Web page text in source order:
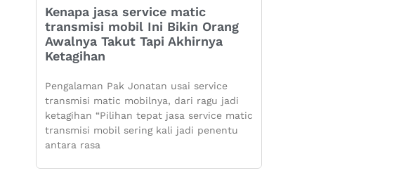
Kenapa jasa service matic
transmisi mobil Ini Bikin Orang
Awalnya Takut Tapi Akhirnya
Ketagihan
Pengalaman Pak Jonatan usai service
transmisi matic mobilnya, dari ragu jadi
ketagihan “Pilihan tepat jasa service matic
transmisi mobil sering kali jadi penentu
antara rasa